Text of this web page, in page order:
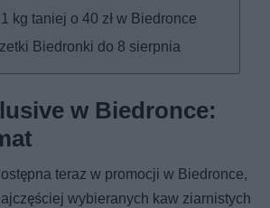
kg taniej o 40 zł w Biedronce
Biedronki do 8 sierpnia
w Biedronce:
teraz w promocji w Biedronce,
wybieranych kaw ziarnistych